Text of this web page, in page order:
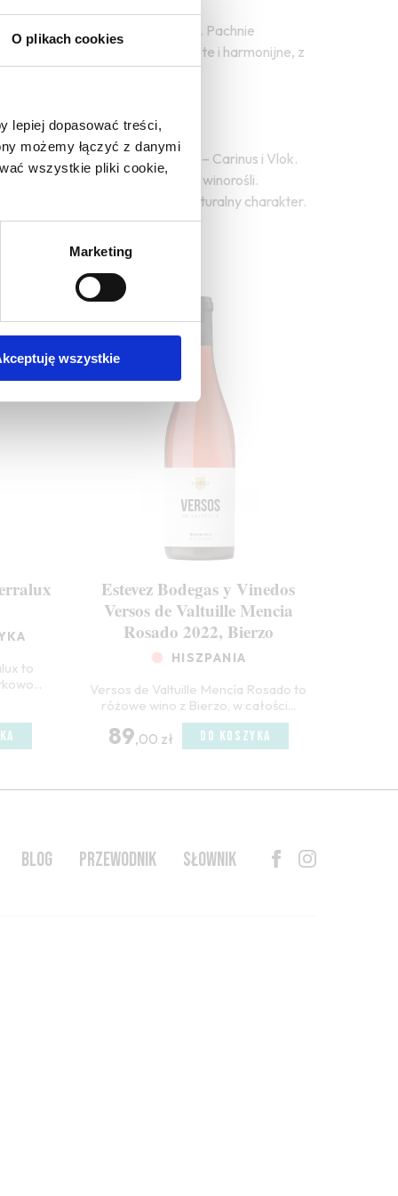
O plikach cookies
lepiej dopasować treści,
możemy łączyć z danymi
wszystkie pliki cookie,
Marketing
wszystkie
i intensywności aromatu. Pachnie
W ustach pełne, soczyste i harmonijne, z
śródziemnomorskiej.
dzięki przyjaźni dwóch rodzin – Carinus i Vlok.
doskonałe warunki do uprawy winorośli.
ich wina zachowują swój naturalny charakter.
to
Estevez Bodegas y Vinedos
Versos de Valtuille Mencia
Rosado 2022, Bierzo
HISZPANIA
Versos de Valtuille Mencía Rosado to
różowe wino z Bierzo, w całości...
89,00 zł DO KOSZYKA
BLOG PRZEWODNIK SŁOWNIK